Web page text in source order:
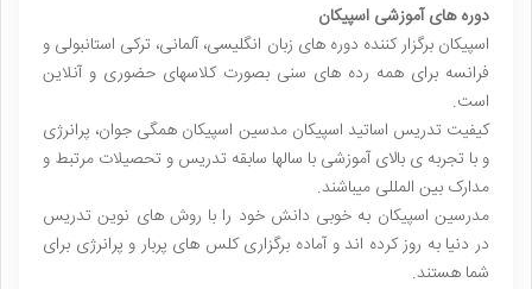
دوره های آموزشی اسپیکان
اسپیکان برگزار کننده دوره های زبان انگلیسی، آلمانی، ترکی استانبولی و
فرانسه برای همه رده های سنی بصورت کلاسهای حضوری و آنلاین
است.
کیفیت تدریس اساتید اسپیکان مدسین اسپیکان همگی جوان، پرانرژی
و با تجربه ی بالای آموزشی با سالها سابقه تدریس و تحصیلات مرتبط و
مدارک بین المللی میباشند.
مدرسین اسپیکان به خوبی دانش خود را با روش های نوین تدریس
در دنیا به روز کرده اند و آماده برگزاری کلس های پربار و پرانرژی برای
شما هستند.